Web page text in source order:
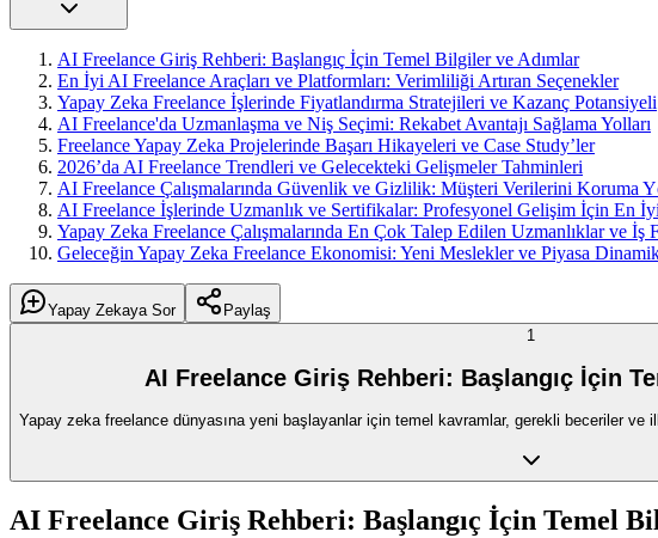
AI Freelance Giriş Rehberi: Başlangıç İçin Temel Bilgiler ve Adımlar
En İyi AI Freelance Araçları ve Platformları: Verimliliği Artıran Seçenekler
Yapay Zeka Freelance İşlerinde Fiyatlandırma Stratejileri ve Kazanç Potansiyeli
AI Freelance'da Uzmanlaşma ve Niş Seçimi: Rekabet Avantajı Sağlama Yolları
Freelance Yapay Zeka Projelerinde Başarı Hikayeleri ve Case Study’ler
2026’da AI Freelance Trendleri ve Gelecekteki Gelişmeler Tahminleri
AI Freelance Çalışmalarında Güvenlik ve Gizlilik: Müşteri Verilerini Koruma
AI Freelance İşlerinde Uzmanlık ve Sertifikalar: Profesyonel Gelişim İçin En
Yapay Zeka Freelance Çalışmalarında En Çok Talep Edilen Uzmanlıklar ve İş
Geleceğin Yapay Zeka Freelance Ekonomisi: Yeni Meslekler ve Piyasa
Yapay Zekaya Sor
Paylaş
1
AI Freelance Giriş Rehberi: Başlangıç İçin
Yapay zeka freelance dünyasına yeni başlayanlar için temel kavramlar, gerekli beceriler ve
AI Freelance Giriş Rehberi: Başlangıç İçin Temel